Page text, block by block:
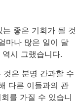
좋은 기회가 될 것
마나 많은 일이 달
시 그랬습니다.
것은 분명 간과할 수
다른 이들과의 관
를 가질 수 있습니